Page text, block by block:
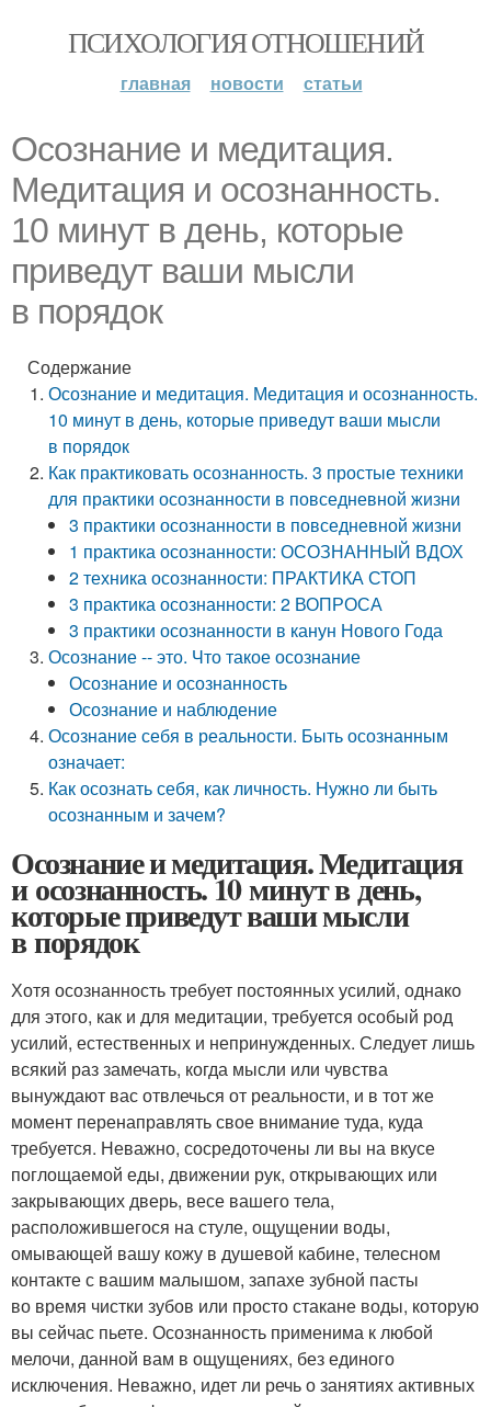
ПСИХОЛОГИЯ ОТНОШЕНИЙ
главная новости статьи
Осознание и медитация.
Медитация и осознанность.
10 минут в день, которые
приведут ваши мысли
в порядок
Содержание
Осознание и медитация. Медитация и осознанность.
10 минут в день, которые приведут ваши мысли
в порядок
Как практиковать осознанность. 3 простые техники
для практики осознанности в повседневной жизни
3 практики осознанности в повседневной жизни
1 практика осознанности: ОСОЗНАННЫЙ ВДОХ
2 техника осознанности: ПРАКТИКА СТОП
3 практика осознанности: 2 ВОПРОСА
3 практики осознанности в канун Нового Года
Осознание -- это. Что такое осознание
Осознание и осознанность
Осознание и наблюдение
Осознание себя в реальности. Быть осознанным
означает:
Как осознать себя, как личность. Нужно ли быть
осознанным и зачем?
Осознание и медитация. Медитация
и осознанность. 10 минут в день,
которые приведут ваши мысли
в порядок
Хотя осознанность требует постоянных усилий, однако
для этого, как и для медитации, требуется особый род
усилий, естественных и непринужденных. Следует лишь
всякий раз замечать, когда мысли или чувства
вынуждают вас отвлечься от реальности, и в тот же
момент перенаправлять свое внимание туда, куда
требуется. Неважно, сосредоточены ли вы на вкусе
поглощаемой еды, движении рук, открывающих или
закрывающих дверь, весе вашего тела,
расположившегося на стуле, ощущении воды,
омывающей вашу кожу в душевой кабине, телесном
контакте с вашим малышом, запахе зубной пасты
во время чистки зубов или просто стакане воды, которую
вы сейчас пьете. Осознанность применима к любой
мелочи, данной вам в ощущениях, без единого
исключения. Неважно, идет ли речь о занятиях активных